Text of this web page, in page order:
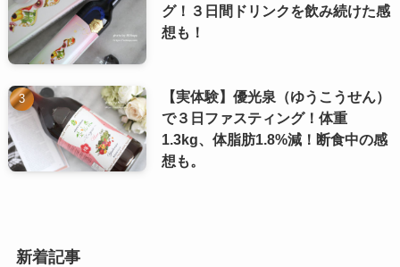
グ！３日間ドリンクを飲み続けた感
想も！
【実体験】優光泉（ゆうこうせん）
で３日ファスティング！体重
1.3kg、体脂肪1.8%減！断食中の感
想も。
新着記事